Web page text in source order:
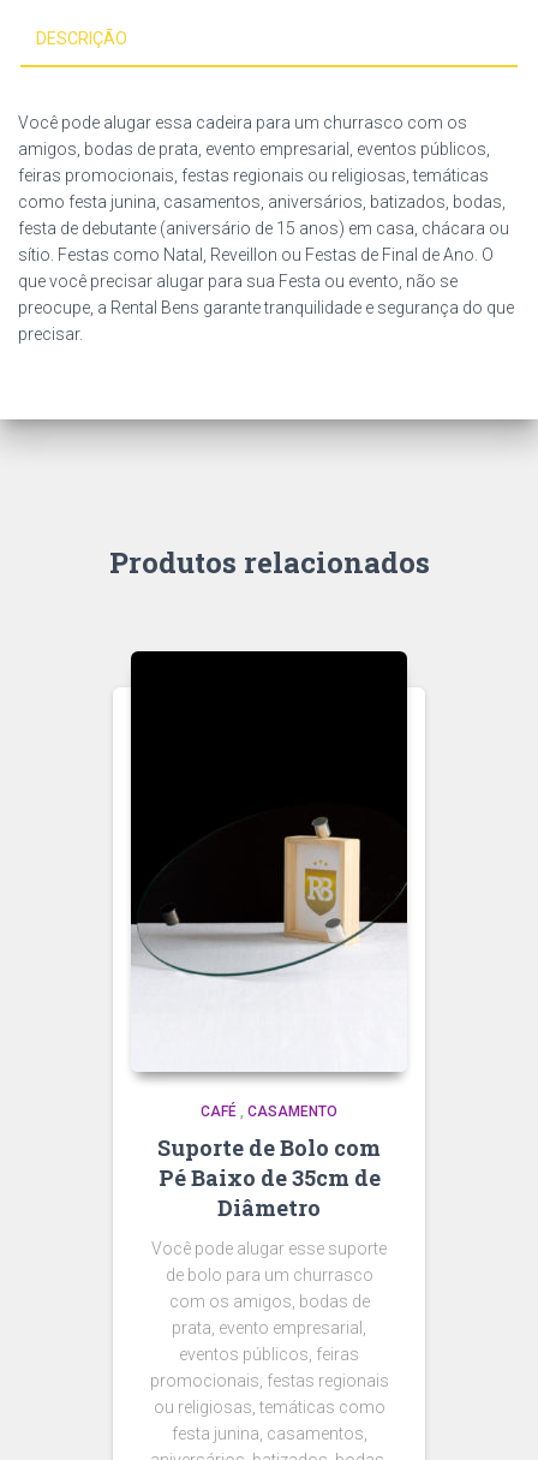
DESCRIÇÃO
Você pode alugar essa cadeira para um churrasco com os
amigos, bodas de prata, evento empresarial, eventos públicos,
feiras promocionais, festas regionais ou religiosas, temáticas
como festa junina, casamentos, aniversários, batizados, bodas,
festa de debutante (aniversário de 15 anos) em casa, chácara ou
sítio. Festas como Natal, Reveillon ou Festas de Final de Ano. O
que você precisar alugar para sua Festa ou evento, não se
preocupe, a Rental Bens garante tranquilidade e segurança do que
precisar.
Produtos relacionados
CAFÉ , CASAMENTO
Suporte de Bolo com
Pé Baixo de 35cm de
Diâmetro
Você pode alugar esse suporte
de bolo para um churrasco
com os amigos, bodas de
prata, evento empresarial,
eventos públicos, feiras
promocionais, festas regionais
ou religiosas, temáticas como
festa junina, casamentos,